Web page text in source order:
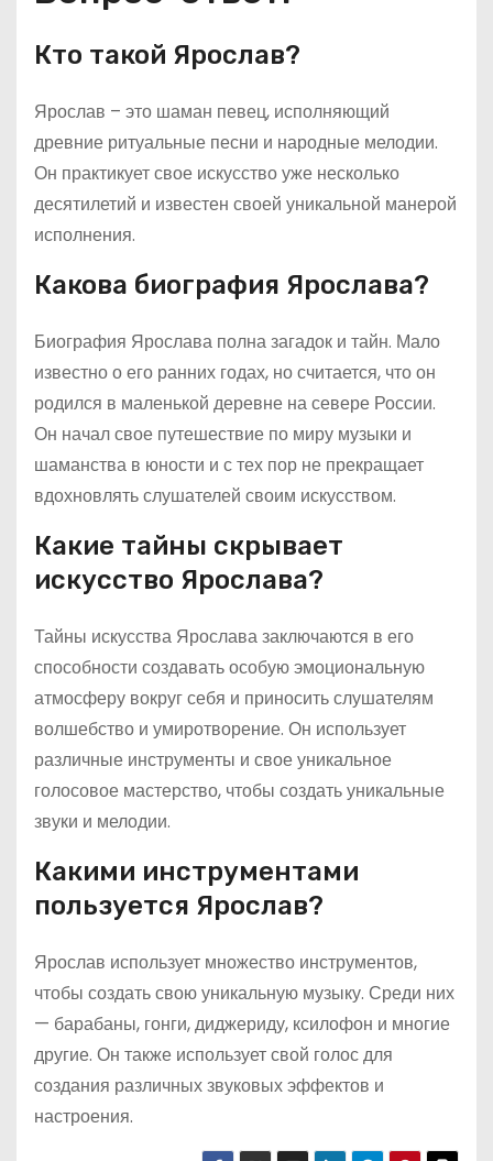
Кто такой Ярослав?
Ярослав – это шаман певец, исполняющий
древние ритуальные песни и народные мелодии.
Он практикует свое искусство уже несколько
десятилетий и известен своей уникальной манерой
исполнения.
Какова биография Ярослава?
Биография Ярослава полна загадок и тайн. Мало
известно о его ранних годах, но считается, что он
родился в маленькой деревне на севере России.
Он начал свое путешествие по миру музыки и
шаманства в юности и с тех пор не прекращает
вдохновлять слушателей своим искусством.
Какие тайны скрывает
искусство Ярослава?
Тайны искусства Ярослава заключаются в его
способности создавать особую эмоциональную
атмосферу вокруг себя и приносить слушателям
волшебство и умиротворение. Он использует
различные инструменты и свое уникальное
голосовое мастерство, чтобы создать уникальные
звуки и мелодии.
Какими инструментами
пользуется Ярослав?
Ярослав использует множество инструментов,
чтобы создать свою уникальную музыку. Среди них
— барабаны, гонги, диджериду, ксилофон и многие
другие. Он также использует свой голос для
создания различных звуковых эффектов и
настроения.